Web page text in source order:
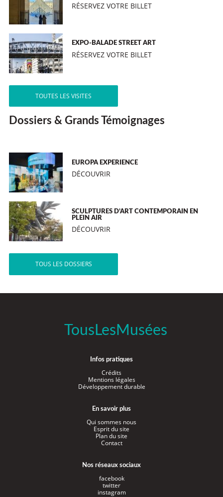
RÉSERVEZ VOTRE BILLET
EXPO-BALADE STREET ART
RÉSERVEZ VOTRE BILLET
TOUTES LES VISITES
Dossiers & Grands Témoignages
EUROPA EXPERIENCE
DÉCOUVRIR
SCULPTURES D’ART CONTEMPORAIN EN
PLEIN AIR
DÉCOUVRIR
TOUS LES DOSSIERS
TousLesMusées
Infos pratiques
Crédits
Mentions légales
Développement durable
En savoir plus
Qui sommes nous
Esprit du site
Plan du site
Contact
Nos réseaux sociaux
facebook
twitter
instagram